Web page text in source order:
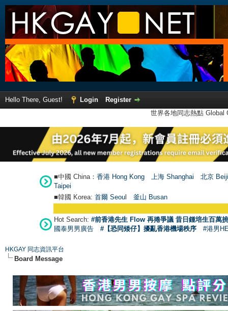
Hello There, Guest! Login
Register
世界各地同志熱點
■中國 China： 香港 Hong Kong 上海 Shanghai
北京
Taipei
■韓國 Korea: 首爾 Seoul 釜山 Busan
Hot Search: #前香港先生 Flow 再捲爭議 昔日鍾培生百萬
國泰男男廣告
#【恐同矮仔】擾亂香港機場秩序 #港男
HKGAY 同志資訊平台
Board Message